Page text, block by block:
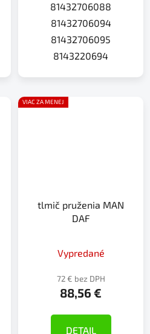
81432706088
81432706094
81432706095
8143220694
VIAC ZA MENEJ
tlmič pruženia MAN
DAF
Vypredané
72 € bez DPH
88,56 €
DETAIL